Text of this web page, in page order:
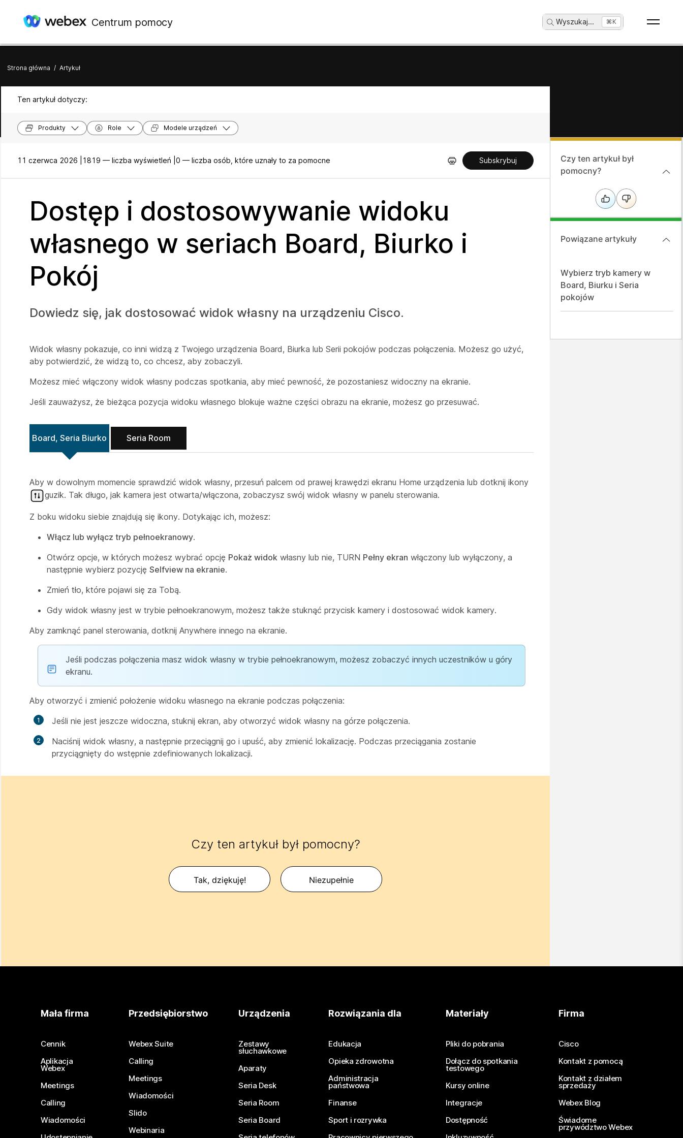
Centrum pomocy Wyszukaj... ⌘K
Strona główna / Artykuł
Ten artykuł dotyczy:
Produkty Role Modele urządzeń
11 czerwca 2026 | 1819 — liczba wyświetleń | 0 — liczba osób, które uznały to za pomocne Subskrybuj
Dostęp i dostosowywanie widoku
własnego w seriach Board, Biurko i
Pokój
Dowiedz się, jak dostosować widok własny na urządzeniu Cisco.
Widok własny pokazuje, co inni widzą z Twojego urządzenia Board, Biurka lub Serii pokojów podczas połączenia. Możesz go użyć,
aby potwierdzić, że widzą to, co chcesz, aby zobaczyli.
Możesz mieć włączony widok własny podczas spotkania, aby mieć pewność, że pozostaniesz widoczny na ekranie.
Jeśli zauważysz, że bieżąca pozycja widoku własnego blokuje ważne części obrazu na ekranie, możesz go przesuwać.
Board, Seria Biurko Seria Room
Aby w dowolnym momencie sprawdzić widok własny, przesuń palcem od prawej krawędzi ekranu Home urządzenia lub dotknij ikony
guzik. Tak długo, jak kamera jest otwarta/włączona, zobaczysz swój widok własny w panelu sterowania.
Z boku widoku siebie znajdują się ikony. Dotykając ich, możesz:
Włącz lub wyłącz tryb pełnoekranowy.
Otwórz opcje, w których możesz wybrać opcję Pokaż widok własny lub nie, TURN Pełny ekran włączony lub wyłączony, a
następnie wybierz pozycję Selfview na ekranie.
Zmień tło, które pojawi się za Tobą.
Gdy widok własny jest w trybie pełnoekranowym, możesz także stuknąć przycisk kamery i dostosować widok kamery.
Aby zamknąć panel sterowania, dotknij Anywhere innego na ekranie.
Jeśli podczas połączenia masz widok własny w trybie pełnoekranowym, możesz zobaczyć innych uczestników u góry
ekranu.
Aby otworzyć i zmienić położenie widoku własnego na ekranie podczas połączenia:
Jeśli nie jest jeszcze widoczna, stuknij ekran, aby otworzyć widok własny na górze połączenia.
Naciśnij widok własny, a następnie przeciągnij go i upuść, aby zmienić lokalizację. Podczas przeciągania zostanie
przyciągnięty do wstępnie zdefiniowanych lokalizacji.
Czy ten artykuł był pomocny?
Tak, dziękuję! Niezupełnie
Czy ten artykuł był
pomocny?
Powiązane artykuły
Wybierz tryb kamery w
Board, Biurku i Seria
pokojów
Mała firma
Cennik
Aplikacja
Webex
Meetings
Calling
Wiadomości
Przedsiębiorstwo
Webex Suite
Calling
Meetings
Wiadomości
Slido
Webinaria
Urządzenia
Zestawy
słuchawkowe
Aparaty
Seria Desk
Seria Room
Seria Board
Rozwiązania dla
Edukacja
Opieka zdrowotna
Administracja
państwowa
Finanse
Sport i rozrywka
Materiały
Pliki do pobrania
Dołącz do spotkania
testowego
Kursy online
Integracje
Dostępność
Firma
Cisco
Kontakt z pomocą
Kontakt z działem
sprzedaży
Webex Blog
Świadome
przywództwo Webex